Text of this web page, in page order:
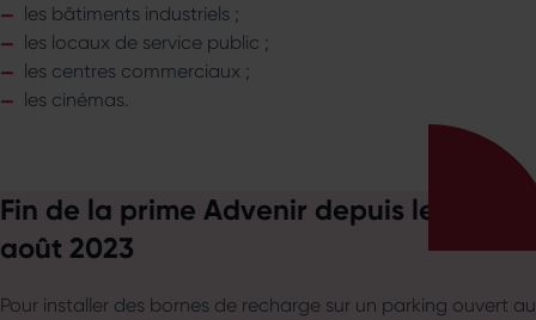
les bâtiments industriels ;
les locaux de service public ;
les centres commerciaux ;
les cinémas.
Fin de la prime Advenir depuis le 1er
août 2023
Pour installer des bornes de recharge sur un parking ouvert au